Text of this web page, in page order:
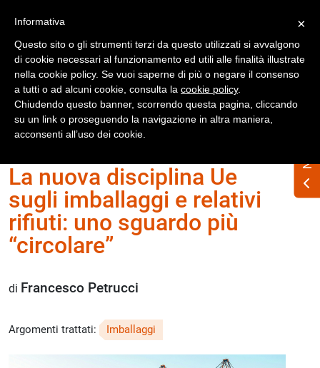
Accedi
Home Numero Rifiuti n. 338 maggio 2025
La nuova disciplina Ue
sugli imballaggi e relativi
rifiuti: uno sguardo più
“circolare”
di Francesco Petrucci
Argomenti trattati: Imballaggi
×
Informativa
Questo sito o gli strumenti terzi da questo utilizzati si avvalgono
di cookie necessari al funzionamento ed utili alle finalità illustrate
nella cookie policy. Se vuoi saperne di più o negare il consenso
a tutti o ad alcuni cookie, consulta la cookie policy.
Chiudendo questo banner, scorrendo questa pagina, cliccando
su un link o proseguendo la navigazione in altra maniera,
acconsenti all’uso dei cookie.